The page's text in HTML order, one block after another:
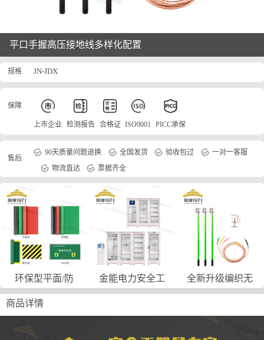
平口手握高压接地线多样化配置
规格 JN-JDX
保障
上市企业 检测报告 合格证 ISO9001 PICC承保
售后
90天质量问题退换 全国发货 验收包过
一对一客服
物流直达
票据齐全
环保型平面/防 金能电力安全工 全新升级编织无
商品详情